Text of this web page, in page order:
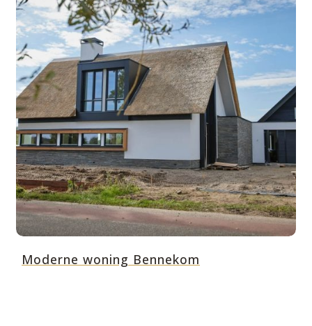
Moderne woning Bennekom